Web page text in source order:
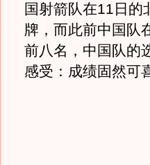
国射箭队在11日的
牌，而此前中国队
前八名，中国队的
感受：成绩固然可